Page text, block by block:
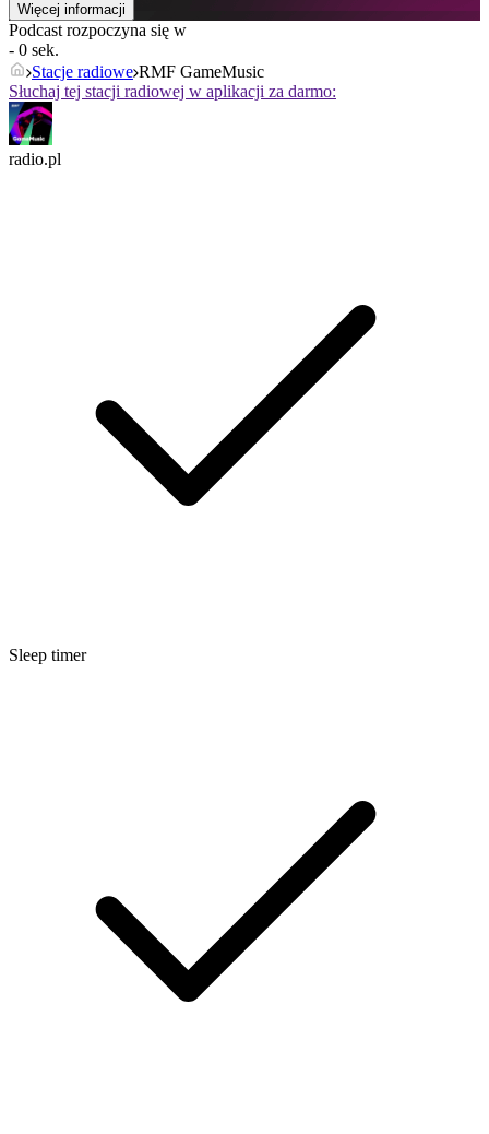
Więcej informacji
Podcast rozpoczyna się w
- 0 sek.
Stacje radiowe RMF GameMusic
Słuchaj tej stacji radiowej w aplikacji za darmo:
radio.pl
Sleep timer